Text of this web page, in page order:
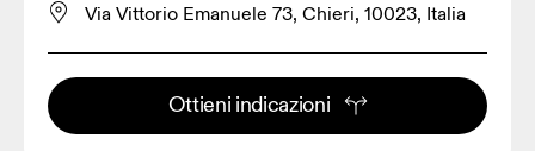
Via Vittorio Emanuele 73, Chieri, 10023, Italia
Ottieni indicazioni